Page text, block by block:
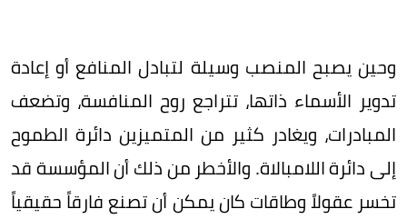
وحين يصبح المنصب وسيلة لتبادل المنافع أو إعادة
تدوير الأسماء ذاتها، تتراجع روح المنافسة، وتضعف
المبادرات، ويغادر كثير من المتميزين دائرة الطموح
إلى دائرة اللامبالاة. والأخطر من ذلك أن المؤسسة قد
تخسر عقولاً وطاقات كان يمكن أن تصنع فارقاً حقيقياً